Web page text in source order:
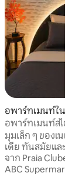
5.0 จาก 5, 15 รีวิว
อพาร์ทเมนท์ใน อูเ
อพาร์ทเมนท์สไตล์
มุมเล็ก ๆ ของเนเ
เดีย ทันสมัยและมีอุปกรณ์ครบครัน อยู่ห่าง
จาก Praia Clube
ABC Supermarket มี 2 ห้องนอน (รวม